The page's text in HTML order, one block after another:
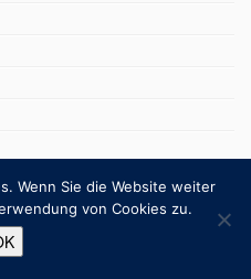
Wenn Sie die Website weiter
von Cookies zu.